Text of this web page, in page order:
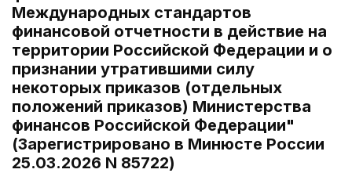
Международных стандартов
финансовой отчетности в действие на
территории Российской Федерации и о
признании утратившими силу
некоторых приказов (отдельных
положений приказов) Министерства
финансов Российской Федерации"
(Зарегистрировано в Минюсте России
25.03.2026 N 85722)